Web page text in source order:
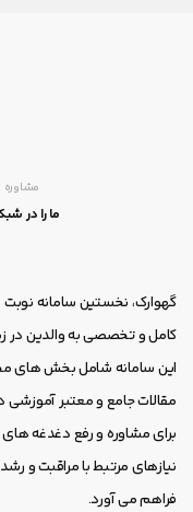
ما را در
گهوارک، نخستین سامانه نوبت
کامل و تخصصی به والدین در
این سامانه شامل بخش های
مقالات جامع و معتبر
برای مشاوره و رفع دغدغه
نیازهای مرتبط با مراقبت و
فراهم می آورد.